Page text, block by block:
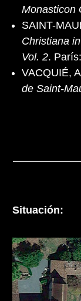
Monasticon
SAINT-
Christiana
Vol. 2.
VACQUIÉ,
de Saint-
Situación: